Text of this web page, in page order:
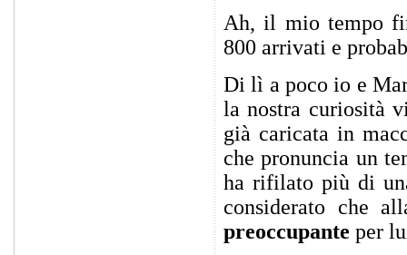
Ah, il mio tempo
800 arrivati e
Di lì a poco io e
la nostra curiosità
già caricata in
che pronuncia un
ha rifilato più di
considerato che
preoccupante per